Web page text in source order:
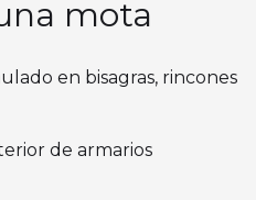
mota
en bisagras, rincones
de armarios